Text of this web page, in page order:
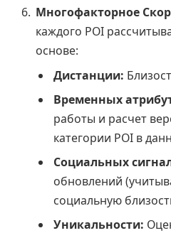
Многофакторное
каждого POI
основе:
Дистанции:
Временных
работы и расчет
категории POI в
Социальных
обновлений
социальную
Уникальности: